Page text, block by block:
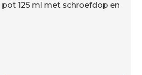
pot 125 ml met schroefdop en